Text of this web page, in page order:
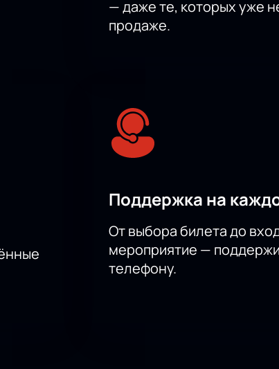
— даже те, которых уже
продаже.
Поддержка на
От выбора билета до
мероприятие —
телефону.